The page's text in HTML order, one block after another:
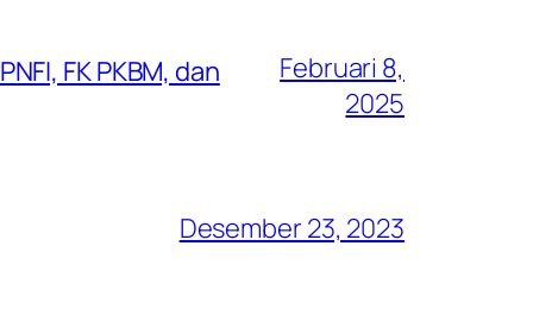
FK PKBM, dan
Februari 8,
2025
Desember 23, 2023